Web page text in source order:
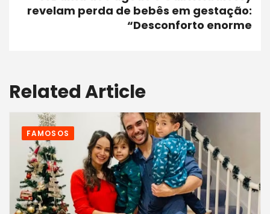
revelam perda de bebês em gestação:
“Desconforto enorme
Related Article
FAMOSOS